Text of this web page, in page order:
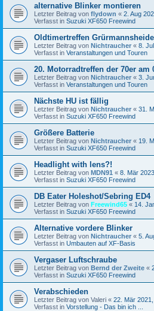
alternative Blinker montieren
Letzter Beitrag von flydown « 2. Aug
Verfasst in Suzuki XF650 Freewind
Oldtimertreffen Grürmannsheide
Letzter Beitrag von Nichtraucher « 8.
Verfasst in Veranstaltungen und Touren
20. Motorradtreffen der 70er am
Letzter Beitrag von Nichtraucher « 3.
Verfasst in Veranstaltungen und Touren
Nächste HU ist fällig
Letzter Beitrag von Nichtraucher « 31.
Verfasst in Suzuki XF650 Freewind
Größere Batterie
Letzter Beitrag von Nichtraucher « 19.
Verfasst in Suzuki XF650 Freewind
Headlight with lens?!
Letzter Beitrag von MDN91 « 8. Mär
Verfasst in Suzuki XF650 Freewind
DB Eater Holeshot/Sebring ED4
Letzter Beitrag von Freewind65 « 14.
Verfasst in Suzuki XF650 Freewind
Alternative vordere Blinker
Letzter Beitrag von Nichtraucher « 5.
Verfasst in Umbauten auf XF-Basis
Vergaser Luftschraube
Letzter Beitrag von Bernd der Zweite «
Verfasst in Suzuki XF650 Freewind
Verabschieden
Letzter Beitrag von Valeri « 22. Mär
Verfasst in Vorstellung - Das bin ich ...